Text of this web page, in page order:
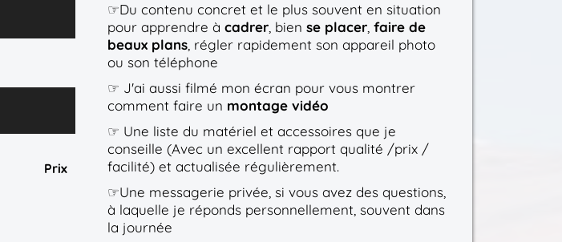
Prix
☞Du contenu concret et le plus souvent en situation
pour apprendre à cadrer, bien se placer, faire de
beaux plans, régler rapidement son appareil photo
ou son téléphone
☞ J'ai aussi filmé mon écran pour vous montrer
comment faire un montage vidéo
☞ Une liste du matériel et accessoires que je
conseille (Avec un excellent rapport qualité /prix /
facilité) et actualisée régulièrement.
☞Une messagerie privée, si vous avez des questions,
à laquelle je réponds personnellement, souvent dans
la journée